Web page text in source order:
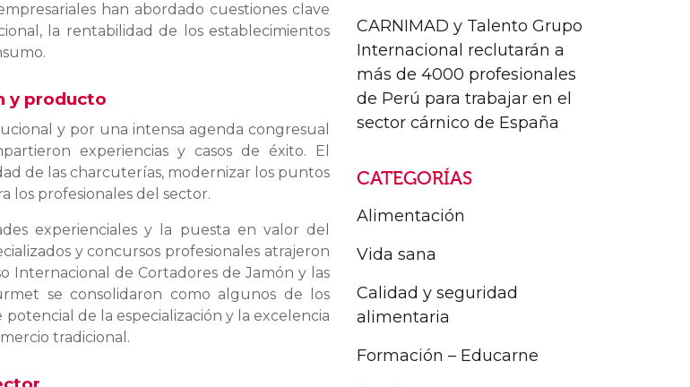
han abordado cuestiones clave
la rentabilidad de los establecimientos
y producto
y por una intensa agenda congresual
experiencias y casos de éxito. El
de las charcuterías, modernizar los puntos
los profesionales del sector.
experienciales y la puesta en valor del
y concursos profesionales atrajeron
Internacional de Cortadores de Jamón y las
se consolidaron como algunos de los
de la especialización y la excelencia
tradicional.
CARNIMAD y Talento Grupo
Internacional reclutarán a
más de 4000 profesionales
de Perú para trabajar en el
sector cárnico de España
CATEGORÍAS
Alimentación
Vida sana
Calidad y seguridad
alimentaria
Formación – Educarne